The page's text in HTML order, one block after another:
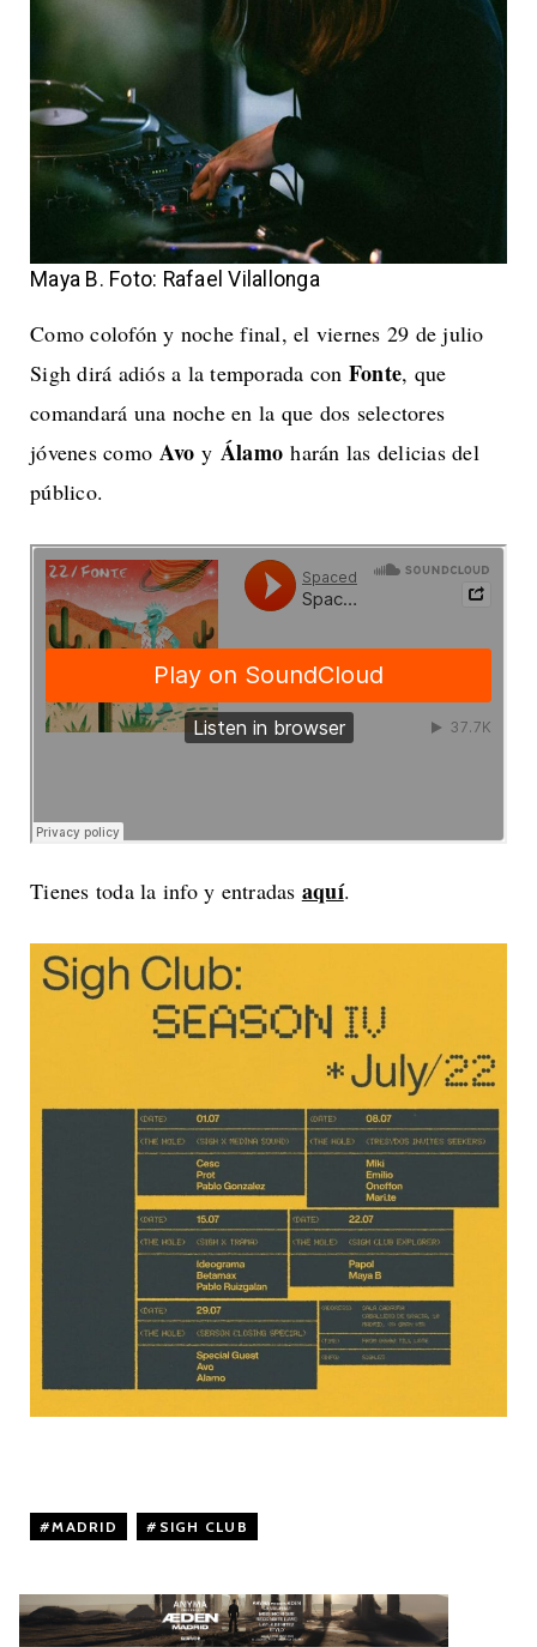
Maya B. Foto: Rafael Vilallonga
Como colofón y noche final, el viernes 29 de julio
Sigh dirá adiós a la temporada con Fonte, que
comandará una noche en la que dos selectores
jóvenes comoAvoy Álamoharán las delicias del
público.
Tienes toda la info y entradas aquí.
MADRID SIGH CLUB